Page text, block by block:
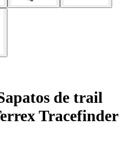
de trail
Tracefinder